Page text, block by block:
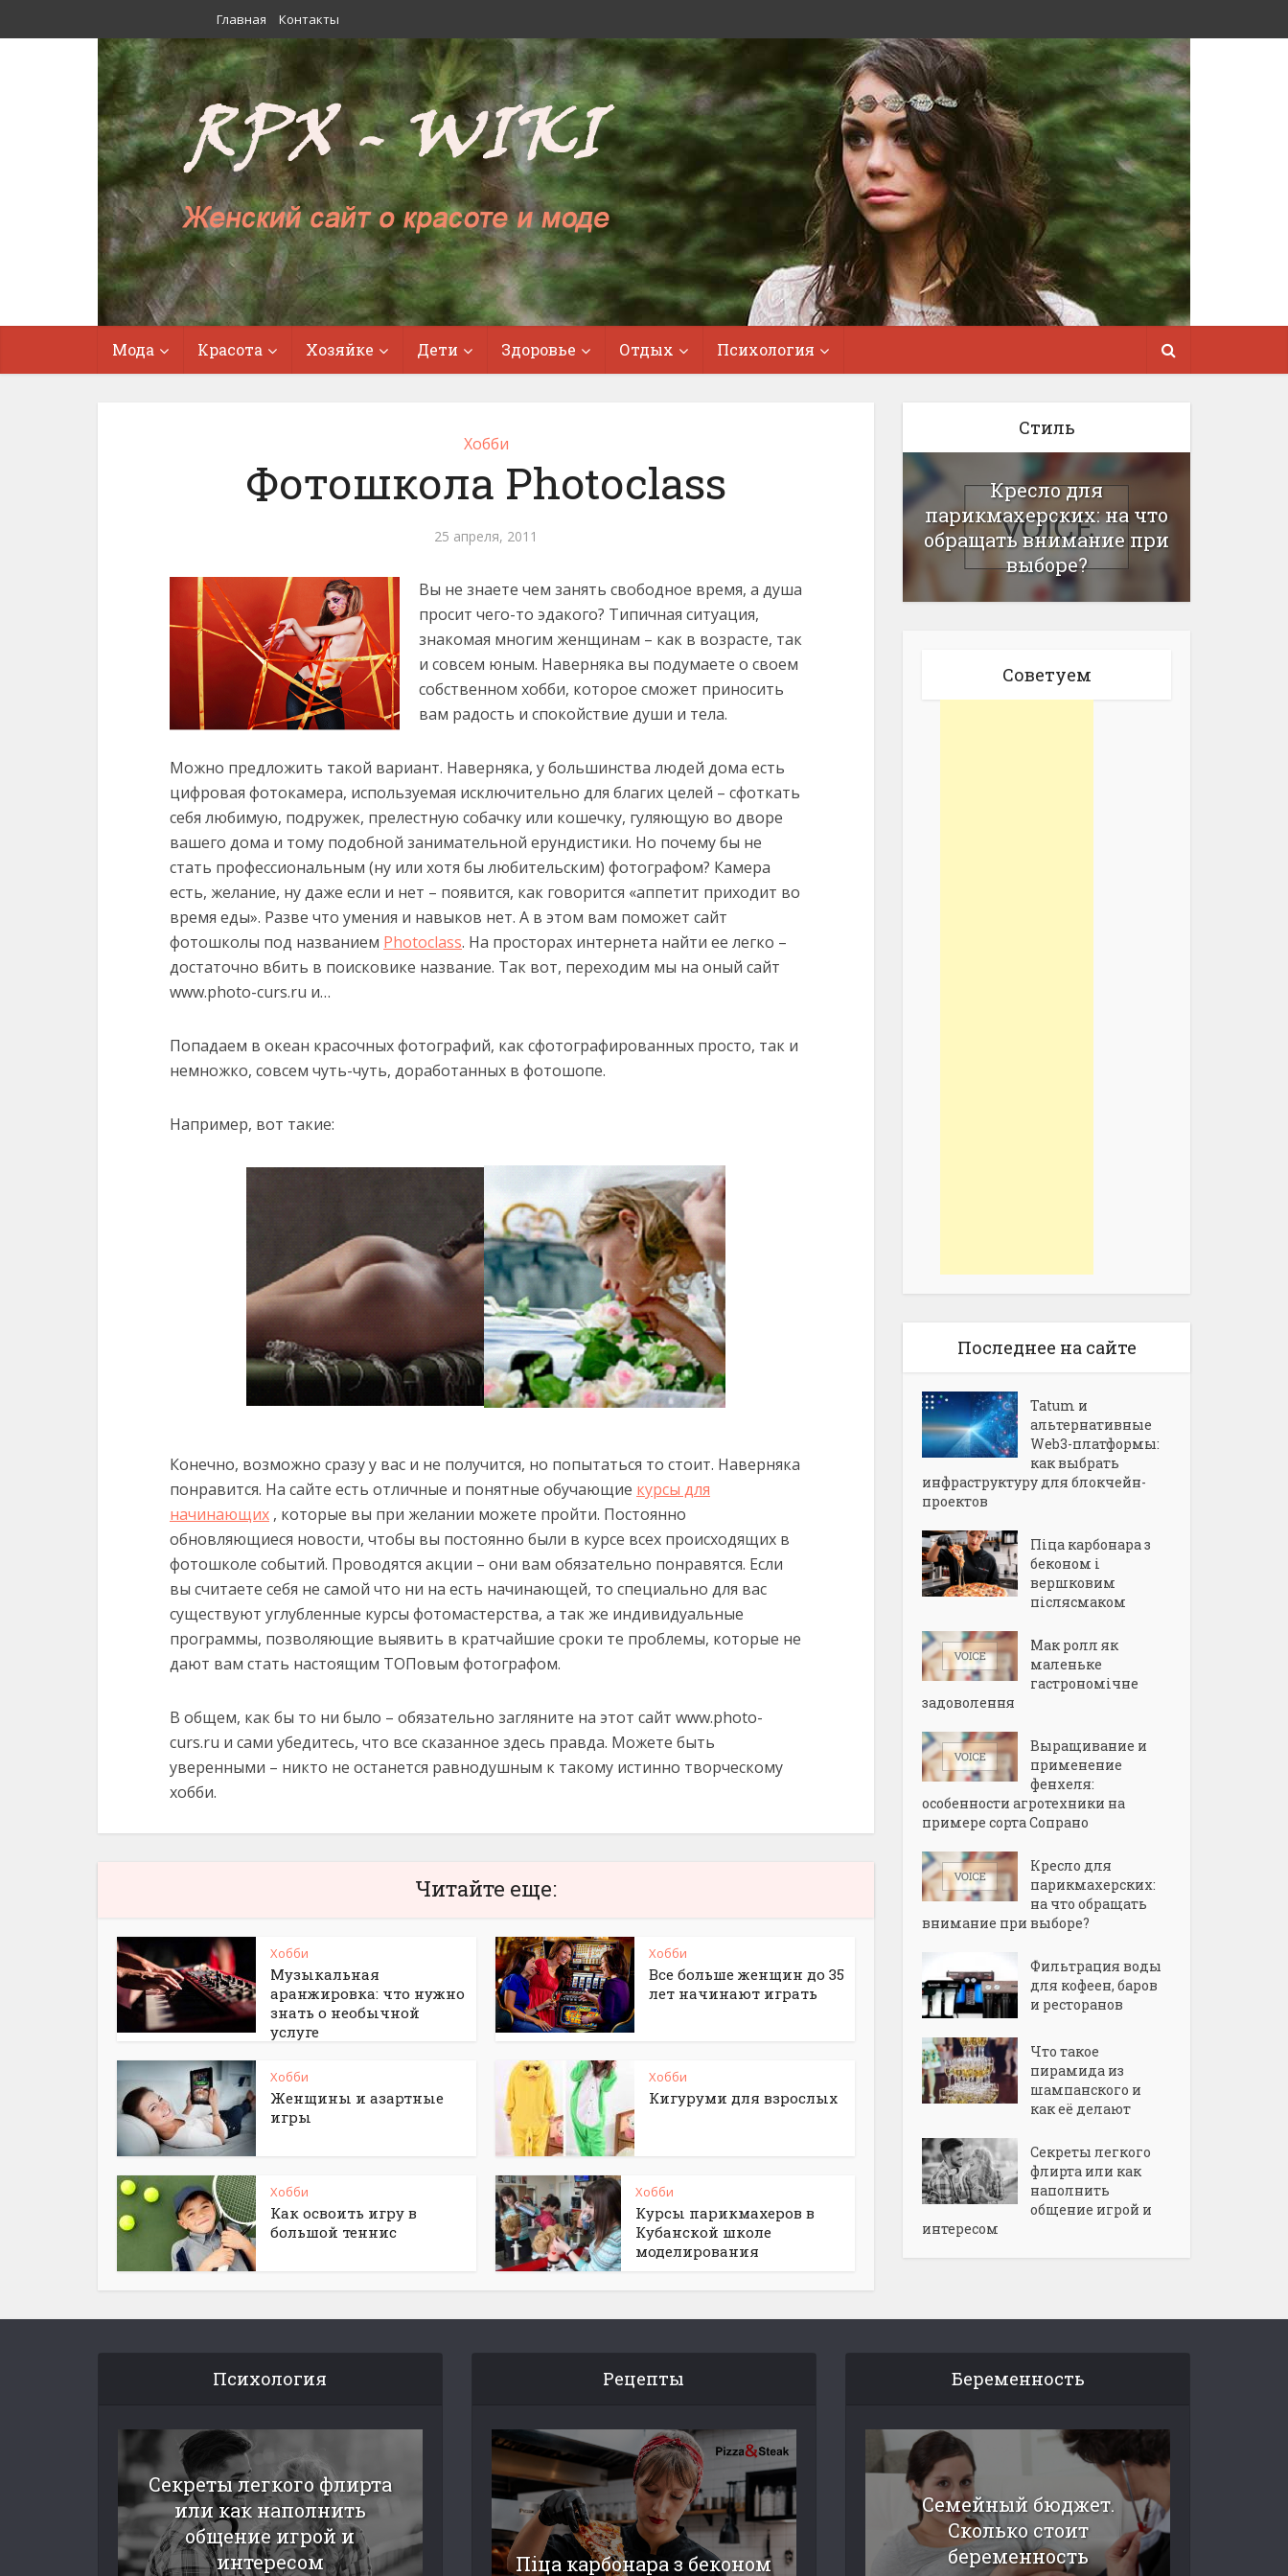
Главная Контакты
Мода Красота Хозяйке Дети Здоровье Отдых Психология
Хобби
Фотошкола Photoclass
25 апреля, 2011
Вы не знаете чем занять свободное время, а душа
просит чего-то эдакого? Типичная ситуация,
знакомая многим женщинам – как в возрасте, так
и совсем юным. Наверняка вы подумаете о своем
собственном хобби, которое сможет приносить
вам радость и спокойствие души и тела.
Можно предложить такой вариант. Наверняка, у большинства людей дома есть
цифровая фотокамера, используемая исключительно для благих целей – сфоткать
себя любимую, подружек, прелестную собачку или кошечку, гуляющую во дворе
вашего дома и тому подобной занимательной ерундистики. Но почему бы не
стать профессиональным (ну или хотя бы любительским) фотографом? Камера
есть, желание, ну даже если и нет – появится, как говорится «аппетит приходит во
время еды». Разве что умения и навыков нет. А в этом вам поможет сайт
фотошколы под названием Photoclass. На просторах интернета найти ее легко –
достаточно вбить в поисковике название. Так вот, переходим мы на оный сайт
www.photo-curs.ru и…
Попадаем в океан красочных фотографий, как сфотографированных просто, так и
немножко, совсем чуть-чуть, доработанных в фотошопе.
Например, вот такие:
Конечно, возможно сразу у вас и не получится, но попытаться то стоит. Наверняка
понравится. На сайте есть отличные и понятные обучающие курсы для
начинающих , которые вы при желании можете пройти. Постоянно
обновляющиеся новости, чтобы вы постоянно были в курсе всех происходящих в
фотошколе событий. Проводятся акции – они вам обязательно понравятся. Если
вы считаете себя не самой что ни на есть начинающей, то специально для вас
существуют углубленные курсы фотомастерства, а так же индивидуальные
программы, позволяющие выявить в кратчайшие сроки те проблемы, которые не
дают вам стать настоящим ТОПовым фотографом.
В общем, как бы то ни было – обязательно загляните на этот сайт www.photo-
curs.ru и сами убедитесь, что все сказанное здесь правда. Можете быть
уверенными – никто не останется равнодушным к такому истинно творческому
хобби.
Читайте еще:
Хобби
Музыкальная
аранжировка: что нужно
знать о необычной
услуге
Хобби
Все больше женщин до 35
лет начинают играть
Хобби
Женщины и азартные
игры
Хобби
Кигуруми для взрослых
Хобби
Как освоить игру в
большой теннис
Хобби
Курсы парикмахеров в
Кубанской школе
моделирования
Стиль
Кресло для
парикмахерских: на что
обращать внимание при
выборе?
Советуем
Последнее на сайте
Tatum и
альтернативные
Web3-платформы:
как выбрать
инфраструктуру для блокчейн-
проектов
Піца карбонара з
беконом і
вершковим
післясмаком
Мак ролл як
маленьке
гастрономічне
задоволення
Выращивание и
применение
фенхеля:
особенности агротехники на
примере сорта Сопрано
Кресло для
парикмахерских:
на что обращать
внимание при выборе?
Фильтрация воды
для кофеен, баров
и ресторанов
Что такое
пирамида из
шампанского и
как её делают
Секреты легкого
флирта или как
наполнить
общение игрой и
интересом
Психология
Секреты легкого флирта
или как наполнить
общение игрой и
интересом
Рецепты
Піца карбонара з беконом
Беременность
Семейный бюджет.
Сколько стоит
беременность